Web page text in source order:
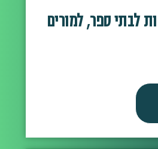
לבתי ספר, למורים